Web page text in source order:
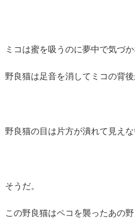
ミコは蜜を吸うのに夢中で気づか
野良猫は足音を消してミコの背後
野良猫の目は片方が潰れて見えな
そうだ。
この野良猫はペコを襲ったあの野